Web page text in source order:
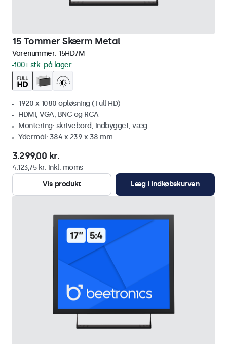
15 Tommer Skærm Metal
Varenummer: 15HD7M
100+ stk. på lager
1920 x 1080 opløsning (Full HD)
HDMI, VGA, BNC og RCA
Montering: skrivebord, indbygget, væg
Ydermål: 384 x 239 x 38 mm
3.299,00 kr.
4.123,75 kr. inkl. moms
Vis produkt
Læg i indkøbskurven